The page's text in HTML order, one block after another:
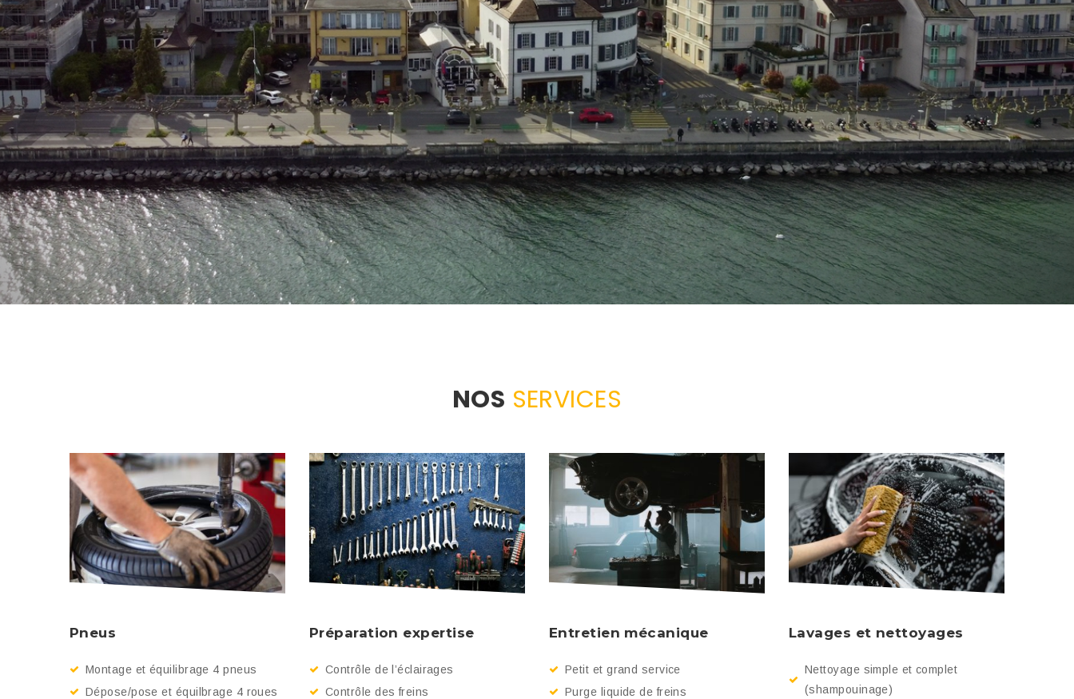
NOS SERVICES
Pneus
Montage et équilibrage 4 pneus
Dépose/pose et équilbrage 4 roues
Préparation expertise
Contrôle de l’éclairages
Contrôle des freins
Entretien mécanique
Petit et grand service
Purge liquide de freins
Lavages et nettoyages
Nettoyage simple et complet
(shampouinage)